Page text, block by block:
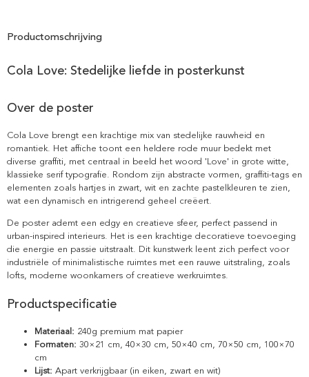
Productomschrijving
Cola Love: Stedelijke liefde in posterkunst
Over de poster
Cola Love brengt een krachtige mix van stedelijke rauwheid en
romantiek. Het affiche toont een heldere rode muur bedekt met
diverse graffiti, met centraal in beeld het woord 'Love' in grote witte,
klassieke serif typografie. Rondom zijn abstracte vormen, graffiti-tags en
elementen zoals hartjes in zwart, wit en zachte pastelkleuren te zien,
wat een dynamisch en intrigerend geheel creëert.
De poster ademt een edgy en creatieve sfeer, perfect passend in
urban-inspired interieurs. Het is een krachtige decoratieve toevoeging
die energie en passie uitstraalt. Dit kunstwerk leent zich perfect voor
industriële of minimalistische ruimtes met een rauwe uitstraling, zoals
lofts, moderne woonkamers of creatieve werkruimtes.
Productspecificatie
Materiaal: 240g premium mat papier
Formaten: 30×21 cm, 40×30 cm, 50×40 cm, 70×50 cm, 100×70
cm
Lijst: Apart verkrijgbaar (in eiken, zwart en wit)